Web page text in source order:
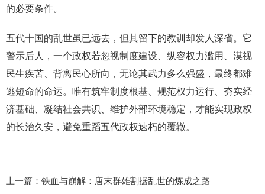
的必要条件。
五代十国的乱世虽已远去，但其留下的教训却发人深省。它
警示后人，一个政权若忽视制度建设、纵容权力滥用、漠视
民生疾苦、背离民心所向，无论其武力多么强盛，最终都难
逃短命的命运。唯有筑牢制度根基、规范权力运行、夯实经
济基础、凝结社会共识、维护外部环境稳定，才能实现政权
的长治久安，避免重蹈五代政权速朽的覆辙。
上一篇： 铁血与崩解：唐末群雄割据乱世的炼成之路